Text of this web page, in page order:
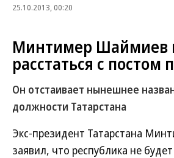
25.10.2013, 00:20
Минтимер Шаймиев
расстаться с постом
Он отстаивает нынешнее
должности Татарстана
Экс-президент Татарстана
заявил, что республика не